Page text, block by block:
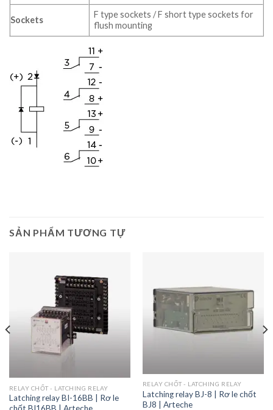
Sockets
F type sockets / F short type sockets for
flush mounting
SẢN PHẨM TƯƠNG TỰ
RELAY CHỐT - LATCHING RELAY
Latching relay BI-16BB | Rơ le
RELAY CHỐT - LATCHING RELAY
Latching relay BJ-8 | Rơ le chốt
BJ8 | Arteche